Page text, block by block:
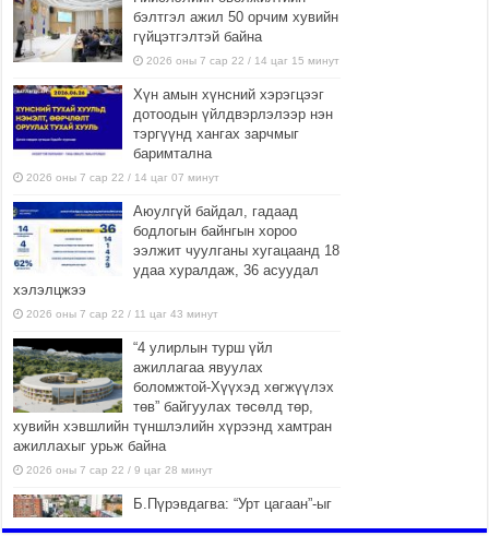
бэлтгэл ажил 50 орчим хувийн
гүйцэтгэлтэй байна
2026 оны 7 сар 22 / 14 цаг 15 минут
Хүн амын хүнсний хэрэгцээг
дотоодын үйлдвэрлэлээр нэн
тэргүүнд хангах зарчмыг
баримтална
2026 оны 7 сар 22 / 14 цаг 07 минут
Аюулгүй байдал, гадаад
бодлогын байнгын хороо
ээлжит чуулганы хугацаанд 18
удаа хуралдаж, 36 асуудал
хэлэлцжээ
2026 оны 7 сар 22 / 11 цаг 43 минут
“4 улирлын турш үйл
ажиллагаа явуулах
боломжтой-Хүүхэд хөгжүүлэх
төв” байгуулах төсөлд төр,
хувийн хэвшлийн түншлэлийн хүрээнд хамтран
ажиллахыг урьж байна
2026 оны 7 сар 22 / 9 цаг 28 минут
Б.Пүрэвдагва: “Урт цагаан”-ыг